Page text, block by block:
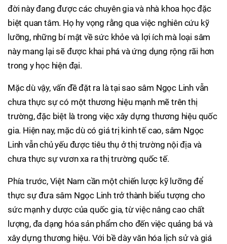
đời này đang được các chuyên gia và nhà khoa học đặc
biệt quan tâm. Họ hy vọng rằng qua việc nghiên cứu kỹ
lưỡng, những bí mật về sức khỏe và lợi ích mà loại sâm
này mang lại sẽ được khai phá và ứng dụng rộng rãi hơn
trong y học hiện đại.
Mặc dù vậy, vấn đề đặt ra là tại sao sâm Ngọc Linh vẫn
chưa thực sự có một thương hiệu mạnh mẽ trên thị
trường, đặc biệt là trong việc xây dựng thương hiệu quốc
gia. Hiện nay, mặc dù có giá trị kinh tế cao, sâm Ngọc
Linh vẫn chủ yếu được tiêu thụ ở thị trường nội địa và
chưa thực sự vươn xa ra thị trường quốc tế.
Phía trước, Việt Nam cần một chiến lược kỹ lưỡng để
thực sự đưa sâm Ngọc Linh trở thành biểu tượng cho
sức mạnh y dược của quốc gia, từ việc nâng cao chất
lượng, đa dạng hóa sản phẩm cho đến việc quảng bá và
xây dựng thương hiệu. Với bề dày văn hóa lịch sử và giá